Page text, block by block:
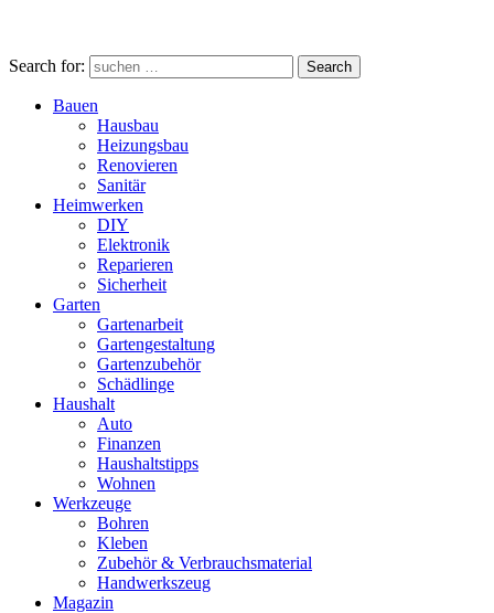
Search for: Search
Bauen
Hausbau
Heizungsbau
Renovieren
Sanitär
Heimwerken
DIY
Elektronik
Reparieren
Sicherheit
Garten
Gartenarbeit
Gartengestaltung
Gartenzubehör
Schädlinge
Haushalt
Auto
Finanzen
Haushaltstipps
Wohnen
Werkzeuge
Bohren
Kleben
Zubehör & Verbrauchsmaterial
Handwerkszeug
Magazin